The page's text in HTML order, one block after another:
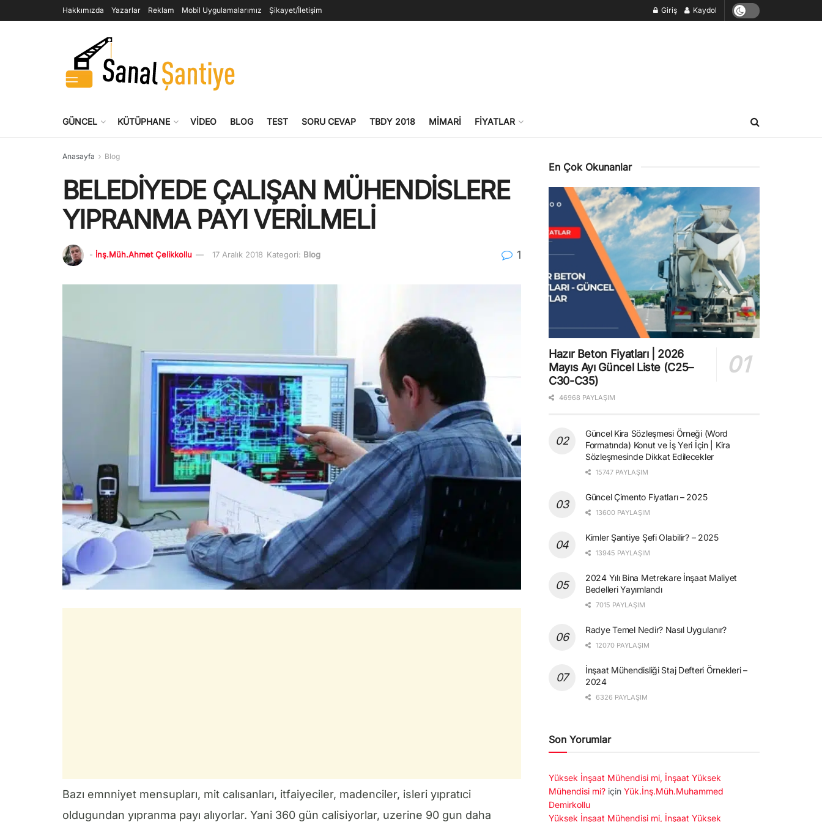
Hakkımızda Yazarlar Reklam Mobil Uygulamalarımız Şikayet/İletişim Giriş Kaydol
GÜNCEL KÜTÜPHANE VIDEO BLOG TEST SORU CEVAP TBDY 2018 MIMARI FIYATLAR
Anasayfa Blog
BELEDİYEDE ÇALIŞAN MÜHENDİSLERE
YIPRANMA PAYI VERİLMELİ
- İnş.Müh.Ahmet Çelikkollu 17 Aralık 2018 Kategori: Blog 1
Bazı emnniyet mensupları, mit calısanları, itfaiyeciler, madenciler, isleri yıpratıci
oldugundan yıpranma payı alıyorlar. Yani 360 gün calisiyorlar, uzerine 90 gun daha
En Çok Okunanlar
Hazır Beton Fiyatları | 2026
Mayıs Ayı Güncel Liste (C25–
C30-C35)
46968 PAYLAŞIM
Güncel Kira Sözleşmesi Örneği (Word
Formatında) Konut ve İş Yeri İçin | Kira
Sözleşmesinde Dikkat Edilecekler
15747 PAYLAŞIM
Güncel Çimento Fiyatları – 2025
13600 PAYLAŞIM
Kimler Şantiye Şefi Olabilir? – 2025
13945 PAYLAŞIM
2024 Yılı Bina Metrekare İnşaat Maliyet
Bedelleri Yayımlandı
7015 PAYLAŞIM
Radye Temel Nedir? Nasıl Uygulanır?
12070 PAYLAŞIM
İnşaat Mühendisliği Staj Defteri Örnekleri –
2024
6326 PAYLAŞIM
Son Yorumlar
Yüksek İnşaat Mühendisi mi, İnşaat Yüksek
Mühendisi mi? için Yük.İnş.Müh.Muhammed
Demirkollu
Yüksek İnşaat Mühendisi mi, İnşaat Yüksek